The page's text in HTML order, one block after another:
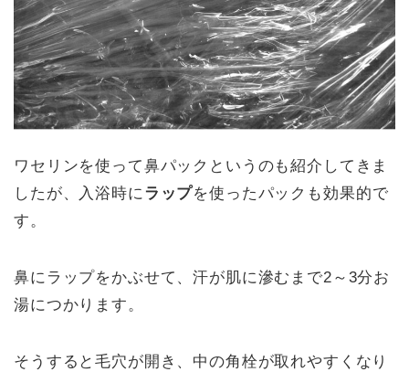
ワセリンを使って鼻パックというのも紹介してきま
したが、入浴時にラップを使ったパックも効果的で
す。
鼻にラップをかぶせて、汗が肌に滲むまで2～3分お
湯につかります。
そうすると毛穴が開き、中の角栓が取れやすくなり